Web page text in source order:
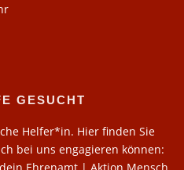
GESUCHT
Helfer*in. Hier finden Sie
bei uns engagieren können:
Ehrenamt | Aktion Mensch